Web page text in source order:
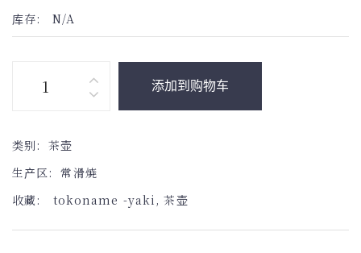
库存:
N/A
添加到购物车
类别:
茶壶
生产区:
常滑焼
收藏:
tokoname -yaki ,茶壶